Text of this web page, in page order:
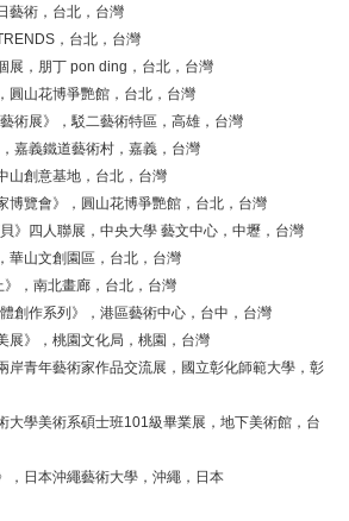
藝術，台北，台灣
，台北，台灣
展，朋丁 pon ding，台北，台灣
圓山花博爭艷館，台北，台灣
術展》，駁二藝術特區，高雄，台灣
嘉義鐵道藝術村，嘉義，台灣
山創意基地，台北，台灣
博覽會》，圓山花博爭艷館，台北，台灣
》四人聯展，中央大學 藝文中心，中壢，台灣
華山文創園區，台北，台灣
，南北畫廊，台北，台灣
創作系列》，港區藝術中心，台中，台灣
展》，桃園文化局，桃園，台灣
岸青年藝術家作品交流展，國立彰化師範大學，彰
大學美術系碩士班101級畢業展，地下美術館，台
，日本沖繩藝術大學，沖繩，日本